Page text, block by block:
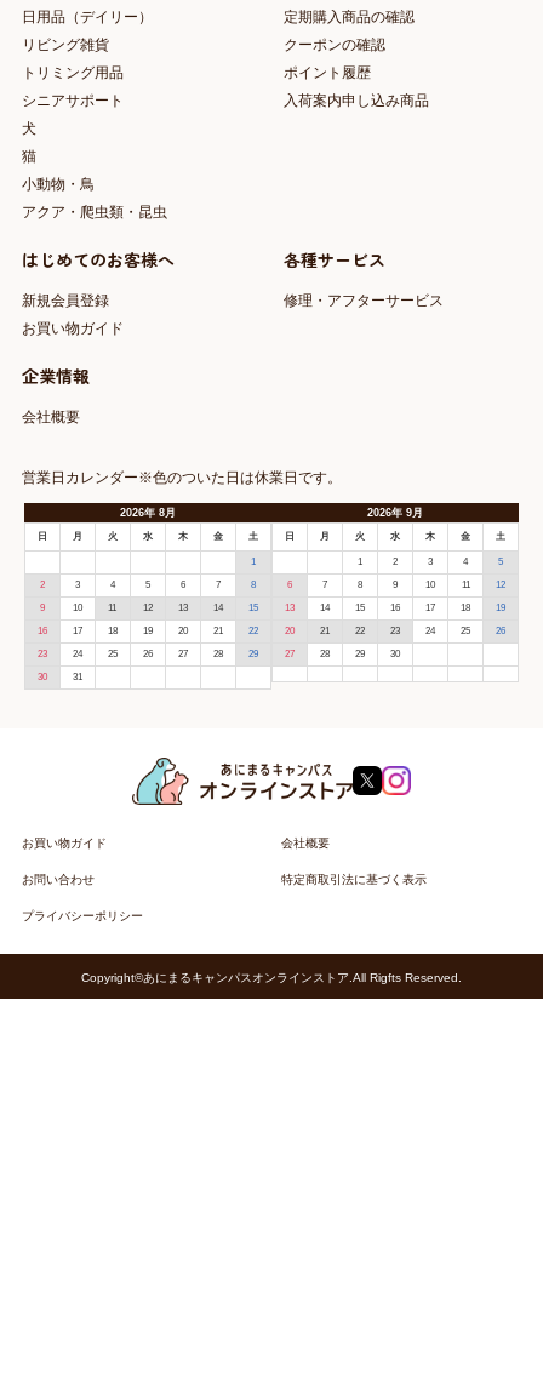
日用品（デイリー）
リビング雑貨
トリミング用品
シニアサポート
犬
猫
小動物・鳥
アクア・爬虫類・昆虫
定期購入商品の確認
クーポンの確認
ポイント履歴
入荷案内申し込み商品
はじめてのお客様へ
新規会員登録
お買い物ガイド
各種サービス
修理・アフターサービス
企業情報
会社概要
営業日カレンダー※色のついた日は休業日です。
2026年 8月
日 月 火 水 木 金 土
1
2 3 4 5 6 7 8
9 10 11 12 13 14 15
16 17 18 19 20 21 22
23 24 25 26 27 28 29
30 31
2026年9月
日 月 火 水 木 金 土
1 2 3 4 5
6 7 8 9 10 11 12
13 14 15 16 17 18 19
20 21 22 23 24 25 26
27 28 29 30
お買い物ガイド 会社概要
お問い合わせ 特定商取引法に基づく表示
プライバシーポリシー
Copyright©あにまるキャンパスオンラインストア.All Rigfts Reserved.